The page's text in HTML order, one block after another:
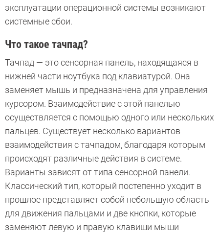
эксплуатации операционной системы возникают
системные сбои.
Что такое тачпад?
Тачпад — это сенсорная панель, находящаяся в
нижней части ноутбука под клавиатурой. Она
заменяет мышь и предназначена для управления
курсором. Взаимодействие с этой панелью
осуществляется с помощью одного или нескольких
пальцев. Существует несколько вариантов
взаимодействия с тачпадом, благодаря которым
происходят различные действия в системе.
Варианты зависят от типа сенсорной панели.
Классический тип, который постепенно уходит в
прошлое представляет собой небольшую область
для движения пальцами и две кнопки, которые
заменяют левую и правую клавиши мыши